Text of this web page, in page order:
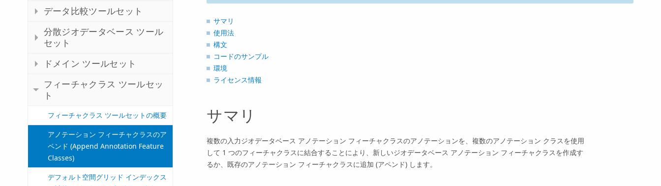
データ比較ツールセット
分散ジオデータベース ツール
セット
ドメイン ツールセット
フィーチャクラス ツールセッ
ト
フィーチャクラス ツールセットの概要
アノテーション フィーチャクラスのア
ペンド (Append Annotation Feature
Classes)
デフォルト空間グリッド インデックス
サマリ
使用法
構文
コードのサンプル
環境
ライセンス情報
サマリ
複数の入力ジオデータベース アノテーション フィーチャクラスのアノテーションを、複数のアノテーション クラスを使用
して 1 つのフィーチャクラスに結合することにより、新しいジオデータベース アノテーション フィーチャクラスを作成す
るか、既存のアノテーション フィーチャクラスに追加 (アペンド) します。